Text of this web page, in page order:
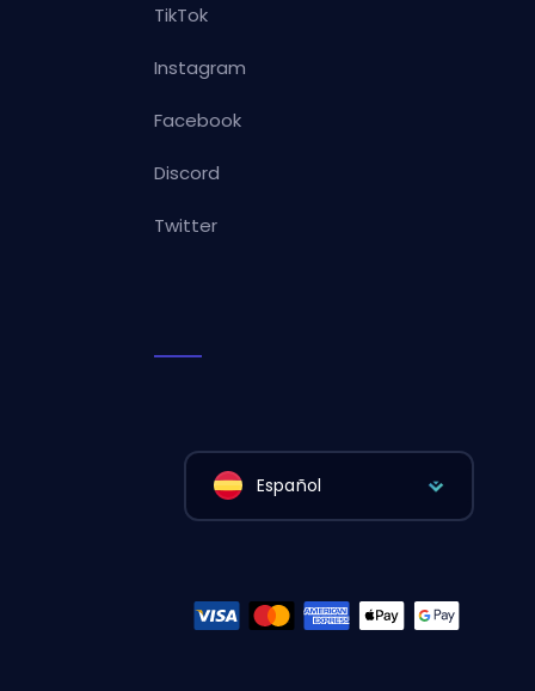
TikTok
Instagram
Facebook
Discord
Twitter
Español